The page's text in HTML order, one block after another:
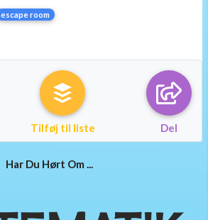
escape room
Tilføj til liste Del
Har Du Hørt Om ...